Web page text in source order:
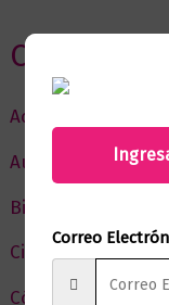
Categorias
Actualidad
Autor del Mes
Bienestar
Ciencia y
Cómic y Fantasía
Correo